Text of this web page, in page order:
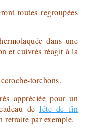
toutes regroupées
dans une
et cuivrés réagit à la
torchons.
appréciée pour un
cadeau defête de fin
retraite par exemple.